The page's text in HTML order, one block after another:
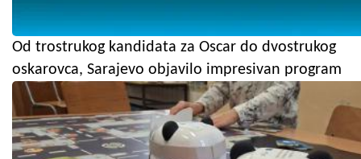
Od trostrukog kandidata za Oscar do dvostrukog
oskarovca, Sarajevo objavilo impresivan program